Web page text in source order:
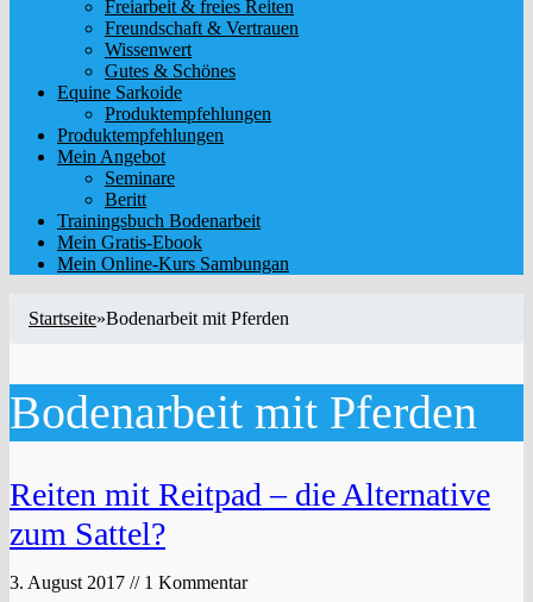
Freiarbeit & freies Reiten
Freundschaft & Vertrauen
Wissenwert
Gutes & Schönes
Equine Sarkoide
Produktempfehlungen
Produktempfehlungen
Mein Angebot
Seminare
Beritt
Trainingsbuch Bodenarbeit
Mein Gratis-Ebook
Mein Online-Kurs Sambungan
Startseite»Bodenarbeit mit Pferden
Bodenarbeit mit Pferden
Reiten mit Reitpad – die Alternative
zum Sattel?
3. August 2017 // 1 Kommentar